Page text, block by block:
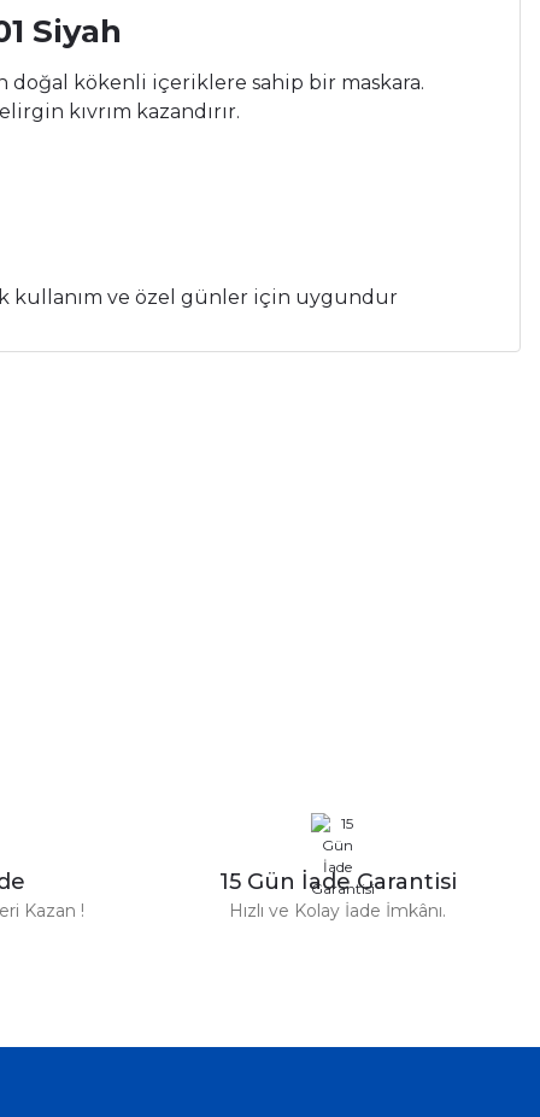
Siyah
doğal kökenli içeriklere sahip bir maskara.
kıvrım kazandırır.
kullanım ve özel günler için uygundur
iletebilirsiniz.
100 Ml
Kazan !
15 Gün İade Garantisi
Hızlı ve Kolay İade İmkânı.